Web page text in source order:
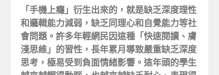
「手機上癮」衍生出來的，就是缺乏深度理性
和邏輯能力減弱，缺乏同理心和自覺能力等社
會問題。許多年輕網民因這種「快速閱讀、膚
淺思維」的習性，長年累月導致嚴重缺乏深度
思考，極易受到負面情緒影響。這年頭的學生